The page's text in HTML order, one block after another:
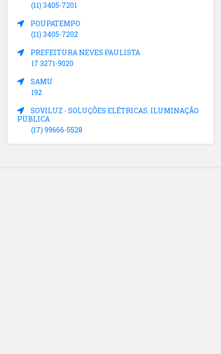
(11) 3405-7201
POUPATEMPO
(11) 3405-7202
PREFEITURA NEVES PAULISTA
17 3271-9020
SAMU
192
SOVILUZ - SOLUÇÕES ELÉTRICAS. ILUMINAÇÃO
PÚBLICA
(17) 99666-5528